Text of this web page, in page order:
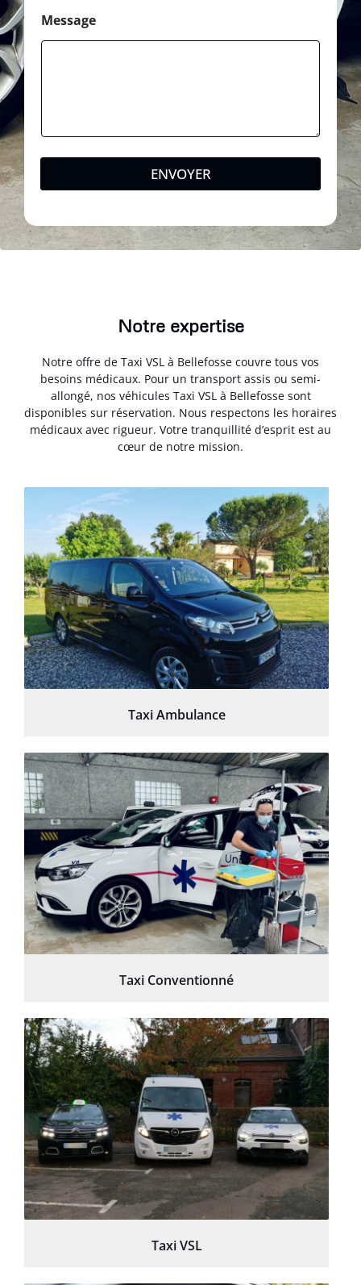
Message
ENVOYER
Notre expertise
Notre offre de Taxi VSL à Bellefosse couvre tous vos
besoins médicaux. Pour un transport assis ou semi-
allongé, nos véhicules Taxi VSL à Bellefosse sont
disponibles sur réservation. Nous respectons les horaires
médicaux avec rigueur. Votre tranquillité d’esprit est au
cœur de notre mission.
Taxi Ambulance
Taxi Conventionné
Taxi VSL